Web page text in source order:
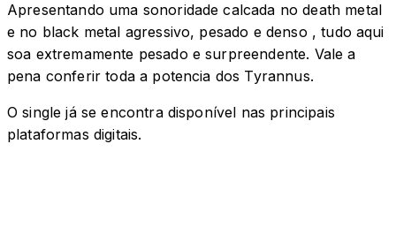
Apresentando uma sonoridade calcada no death metal
e no black metal agressivo, pesado e denso , tudo aqui
soa extremamente pesado e surpreendente. Vale a
pena conferir toda a potencia dos Tyrannus.
O single já se encontra disponível nas principais
plataformas digitais.